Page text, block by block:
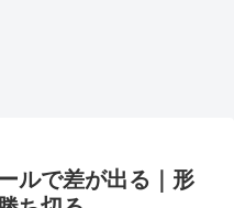
ルで差が出る｜形